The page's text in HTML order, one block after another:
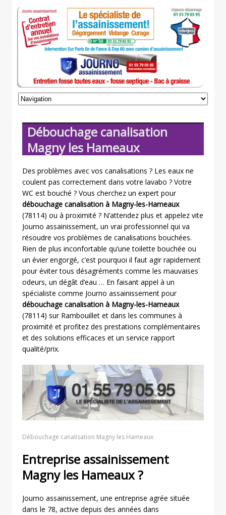
Débouchage canalisation
Magny les Hameaux
Des problèmes avec vos canalisations ? Les eaux ne
coulent pas correctement dans votre lavabo ? Votre
WC est bouché ? Vous cherchez un expert pour
débouchage canalisation à Magny-les-Hameaux
(78114) ou à proximité ? N’attendez plus et appelez vite
Journo assainissement, un vrai professionnel qui va
résoudre vos problèmes de canalisations bouchées.
Rien de plus inconfortable qu’une toilette bouchée ou
un évier engorgé, c’est pourquoi il faut agir rapidement
pour éviter tous désagréments comme les mauvaises
odeurs, un dégât d’eau … En faisant appel à un
spécialiste comme Journo assainissement pour
débouchage canalisation à Magny-les-Hameaux
(78114) sur Rambouillet et dans les communes à
proximité et profitez des prestations complémentaires
et des solutions efficaces et un service rapport
qualité/prix.
Débouchage canalisation Magny les Hameaux
Entreprise assainissement
Magny les Hameaux ?
Journo assainissement, une entreprise agrée située
dans le 78, active depuis des années dans